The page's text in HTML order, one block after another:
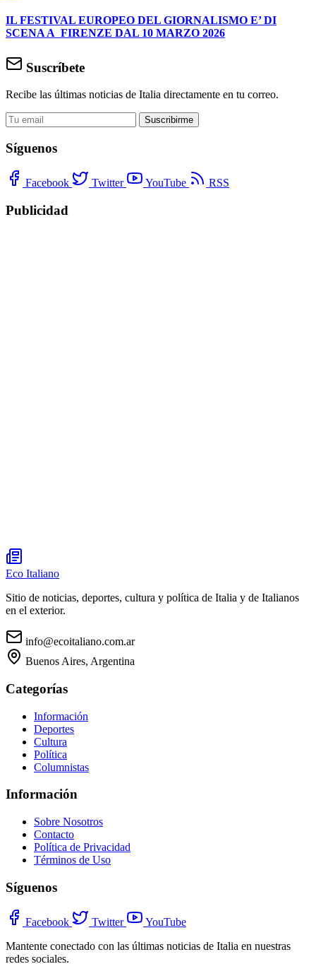
IL FESTIVAL EUROPEO DEL GIORNALISMO E’ DI
SCENA A FIRENZE DAL 10 MARZO 2026
Suscríbete
Recibe las últimas noticias de Italia directamente en tu correo.
Suscribirme
Síguenos
Facebook Twitter YouTube RSS
Publicidad
Eco Italiano
Sitio de noticias, deportes, cultura y política de Italia y de Italianos
en el exterior.
info@ecoitaliano.com.ar
Buenos Aires, Argentina
Categorías
Información
Deportes
Cultura
Política
Columnistas
Información
Sobre Nosotros
Contacto
Política de Privacidad
Términos de Uso
Síguenos
Facebook Twitter
YouTube
Mantente conectado con las últimas noticias de Italia en nuestras
redes sociales.